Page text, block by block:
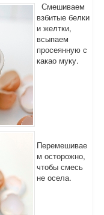
Смешиваем
взбитые белки
и желтки,
всыпаем
просеянную с
какао муку.
Перемешивае
м осторожно,
чтобы смесь
не осела.